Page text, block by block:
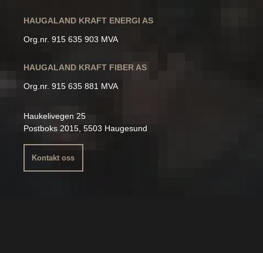
HAUGALAND KRAFT ENERGI AS
Org.nr. 915 635 903 MVA
HAUGALAND KRAFT FIBER AS
Org.nr. 915 635 881 MVA
Haukelivegen 25
Postboks 2015, 5503 Haugesund
Kontakt oss